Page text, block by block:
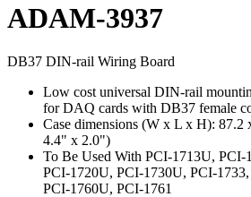
ADAM-3937
DB37 DIN-rail Wiring Board
Low cost universal DIN-rail
for DAQ cards with DB37 female
Case dimensions (W x L x H): 87.2
4.4" x 2.0")
To Be Used With PCI-1713U,
PCI-1720U, PCI-1730U, PCI-
PCI-1760U, PCI-1761